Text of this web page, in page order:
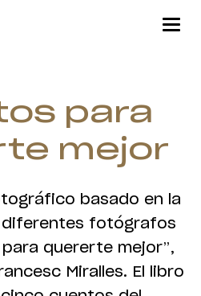
para
mejor
basado en la
fotógrafos
quererte mejor”,
Miralles. El libro